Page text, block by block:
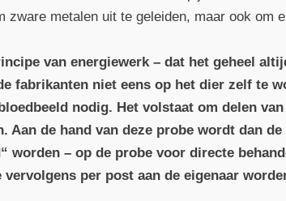
zware metalen uit te geleiden, maar ook om
van energie­werk – dat het geheel
fabrikanten niet eens op het dier zelf te
nodig. Het volstaat om delen
Aan de hand van deze probe wordt dan
worden – op de probe voor directe
per post aan de eigenaar